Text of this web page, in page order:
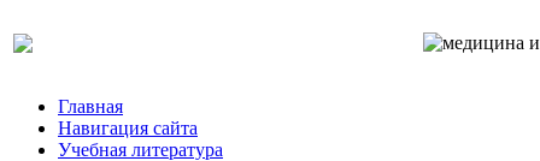
Главная
Навигация сайта
Учебная литература